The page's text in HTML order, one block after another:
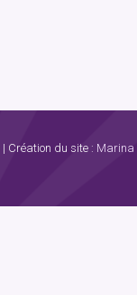
| Création du site : Marina